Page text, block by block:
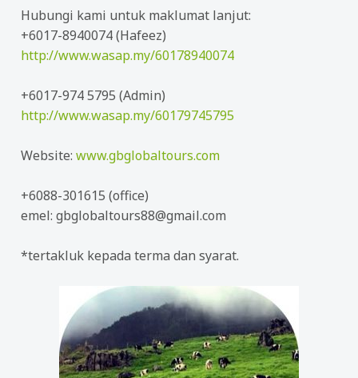
Hubungi kami untuk maklumat lanjut:
+6017-8940074 (Hafeez)
http://www.wasap.my/60178940074
+6017-974 5795 (Admin)
http://www.wasap.my/60179745795
Website: www.gbglobaltours.com
+6088-301615 (office)
emel: gbglobaltours88@gmail.com
*tertakluk kepada terma dan syarat.